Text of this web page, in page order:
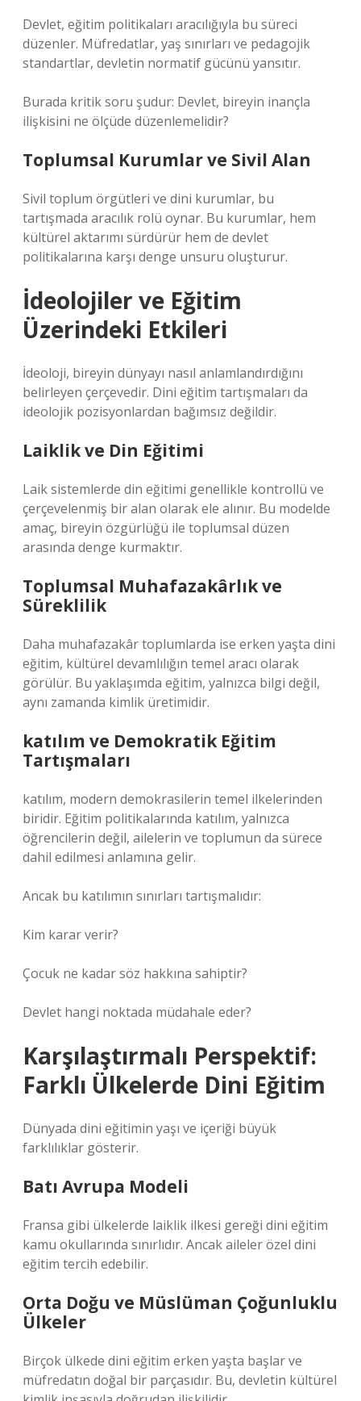
Devlet, eğitim politikaları aracılığıyla bu süreci
düzenler. Müfredatlar, yaş sınırları ve pedagojik
standartlar, devletin normatif gücünü yansıtır.
Burada kritik soru şudur: Devlet, bireyin inançla
ilişkisini ne ölçüde düzenlemelidir?
Toplumsal Kurumlar ve Sivil Alan
Sivil toplum örgütleri ve dini kurumlar, bu
tartışmada aracılık rolü oynar. Bu kurumlar, hem
kültürel aktarımı sürdürür hem de devlet
politikalarına karşı denge unsuru oluşturur.
İdeolojiler ve Eğitim
Üzerindeki Etkileri
İdeoloji, bireyin dünyayı nasıl anlamlandırdığını
belirleyen çerçevedir. Dini eğitim tartışmaları da
ideolojik pozisyonlardan bağımsız değildir.
Laiklik ve Din Eğitimi
Laik sistemlerde din eğitimi genellikle kontrollü ve
çerçevelenmiş bir alan olarak ele alınır. Bu modelde
amaç, bireyin özgürlüğü ile toplumsal düzen
arasında denge kurmaktır.
Toplumsal Muhafazakârlık ve
Süreklilik
Daha muhafazakâr toplumlarda ise erken yaşta dini
eğitim, kültürel devamlılığın temel aracı olarak
görülür. Bu yaklaşımda eğitim, yalnızca bilgi değil,
aynı zamanda kimlik üretimidir.
katılım ve Demokratik Eğitim
Tartışmaları
katılım, modern demokrasilerin temel ilkelerinden
biridir. Eğitim politikalarında katılım, yalnızca
öğrencilerin değil, ailelerin ve toplumun da sürece
dahil edilmesi anlamına gelir.
Ancak bu katılımın sınırları tartışmalıdır:
Kim karar verir?
Çocuk ne kadar söz hakkına sahiptir?
Devlet hangi noktada müdahale eder?
Karşılaştırmalı Perspektif:
Farklı Ülkelerde Dini Eğitim
Dünyada dini eğitimin yaşı ve içeriği büyük
farklılıklar gösterir.
Batı Avrupa Modeli
Fransa gibi ülkelerde laiklik ilkesi gereği dini eğitim
kamu okullarında sınırlıdır. Ancak aileler özel dini
eğitim tercih edebilir.
Orta Doğu ve Müslüman Çoğunluklu
Ülkeler
Birçok ülkede dini eğitim erken yaşta başlar ve
müfredatın doğal bir parçasıdır. Bu, devletin kültürel